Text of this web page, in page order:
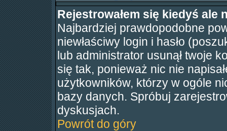
Rejestrowałem się kiedyś ale
Najbardziej prawdopodobne
niewłaściwy login i hasło
lub administrator usunął twoje
się tak, ponieważ nic nie
użytkowników, którzy w ogóle
bazy danych. Spróbuj
dyskusjach.
Powrót do góry